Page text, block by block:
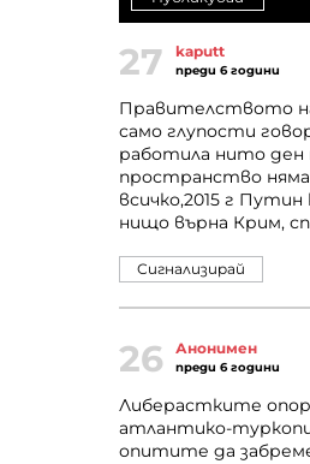
27 kaputt
преди 6 години
Правителството
само глупости
работила нито ден
пространство
всичко,2015 г
нищо върна Крим,
Сигнализирай
26 Анонимен
преди 6 години
Либерастките
атлантико-
опитите да